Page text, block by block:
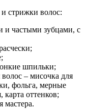
стрижки волос:
и частыми зубцами, с
шпильки;
– мисочка для
фольга, мерные
оттенков;
мастера.